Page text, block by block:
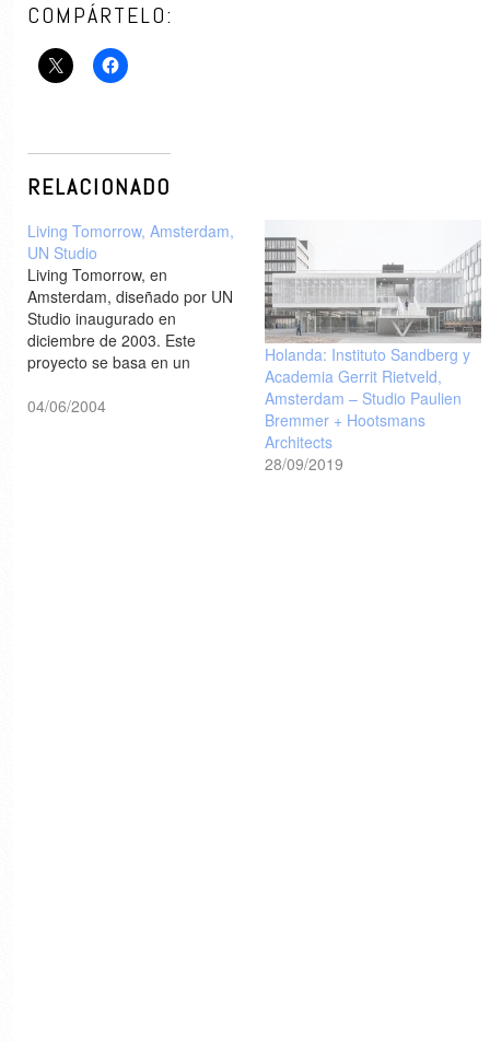
COMPÁRTELO:
RELACIONADO
Living Tomorrow, Amsterdam,
UN Studio
Living Tomorrow, en
Amsterdam, diseñado por UN
Studio inaugurado en
diciembre de 2003. Este
proyecto se basa en un
tecnológico innovador, el
04/06/2004
Holanda: Instituto Sandberg y
Academia Gerrit Rietveld,
Amsterdam – Studio Paulien
Bremmer + Hootsmans
Architects
28/09/2019